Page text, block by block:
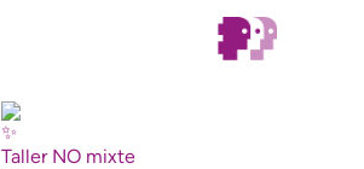
Taller NO mixte